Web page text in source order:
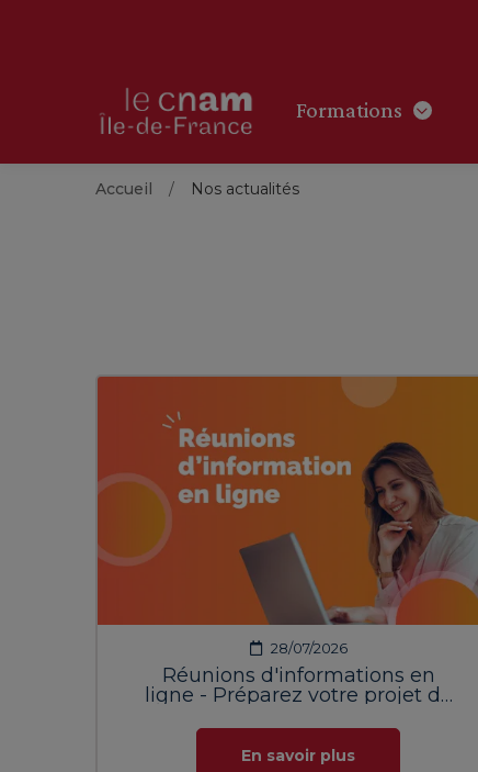
Formations
Accueil Nos actualités
28/07/2026
Réunions d'informations en
ligne - Préparez votre projet de
En savoir plus